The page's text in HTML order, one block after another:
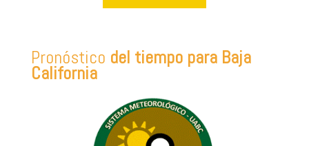
Pronóstico del tiempo para Baja
California